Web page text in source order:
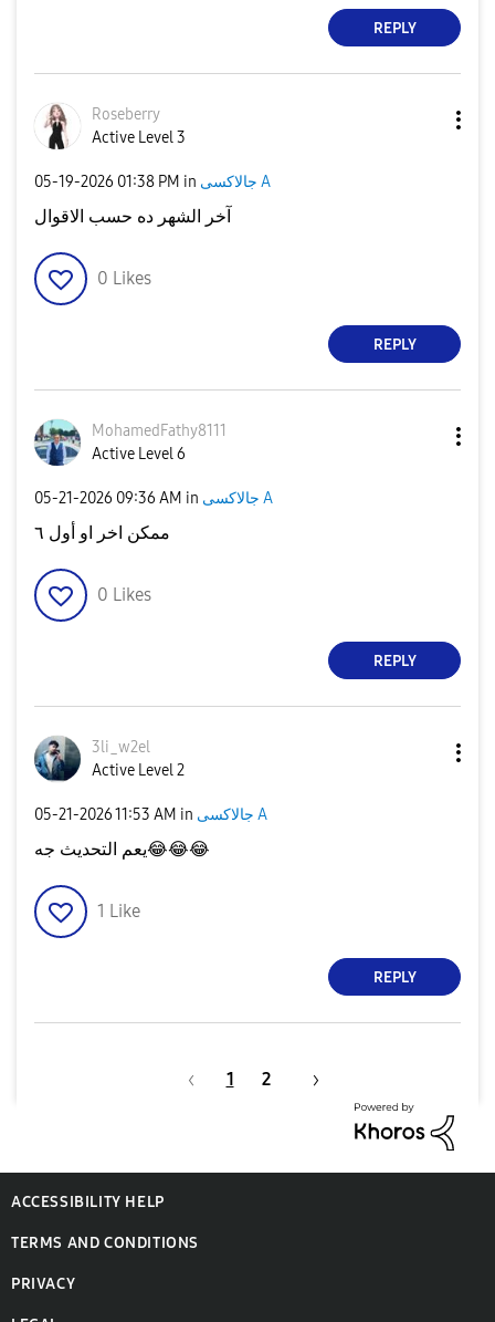
REPLY
Roseberry
Active Level 3
‎05-19-2026 01:38 PM in جالاكسى A
آخر الشهر ده حسب الاقوال
0 Likes
REPLY
MohamedFathy8111
Active Level 6
‎05-21-2026 09:36 AM in جالاكسى A
ممكن اخر او أول ٦
0 Likes
REPLY
3li_w2el
Active Level 2
‎05-21-202611:53 AM in جالاكسى A
يعم التحديث جه😂😂😂
1 Like
REPLY
1 2
ACCESSIBILITY HELP
TERMS AND CONDITIONS
PRIVACY